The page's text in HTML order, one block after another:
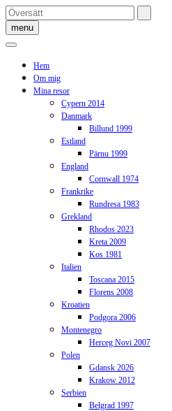
Skip
to
content
menu
Hem
Om mig
Mina resor
Cypern 2014
Danmark
Billund 1999
Estland
Pärnu 1999
England
Cornwall 1974
Frankrike
Rundresa 1983
Grekland
Rhodos 2023
Kreta 2009
Kos 1981
Italien
Toscana 2015
Florens 2008
Kroatien
Podgora 2006
Montenegro
Herceg Novi 2007
Polen
Gdansk 2026
Krakow 2012
Serbien
Belgrad 1997